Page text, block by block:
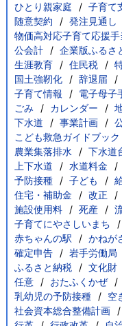
ひとり親家庭
子育て
随意契約
発注見通し
物価高対応子育て応援手
公会計
企業版ふるさ
生涯教育
住民税
国土強靭化
辞退届
子育て情報
電子母子
ごみ
カレンダー
下水道
事業計画
こども救急ガイドブック
農業集落排水
下水道
上下水道
水道料金
予防接種
子ども
住宅・補助金
改正
施設使用料
死産
子育てにやさしいまち
赤ちゃんの駅
かねが
確定申告
岩手労働局
ふるさと納税
文化財
任意
おたふくかぜ
乳幼児の予防接種
空
社会資本総合整備計画